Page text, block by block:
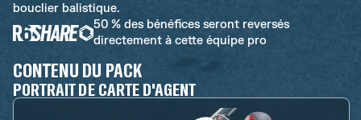
bouclier balistique.
50 % des bénéfices seront reversés
directement à cette équipe pro
CONTENU DU PACK
PORTRAIT DE CARTE D'AGENT